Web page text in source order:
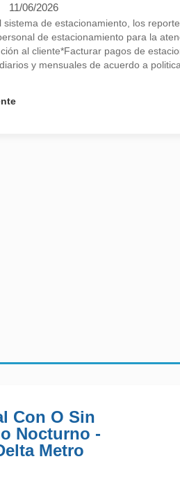
11/06/2026
de estacionamiento, los
de estacionamiento para la
al cliente*Facturar pagos de
y mensuales de acuerdo a
Con O Sin
Nocturno -
Metro